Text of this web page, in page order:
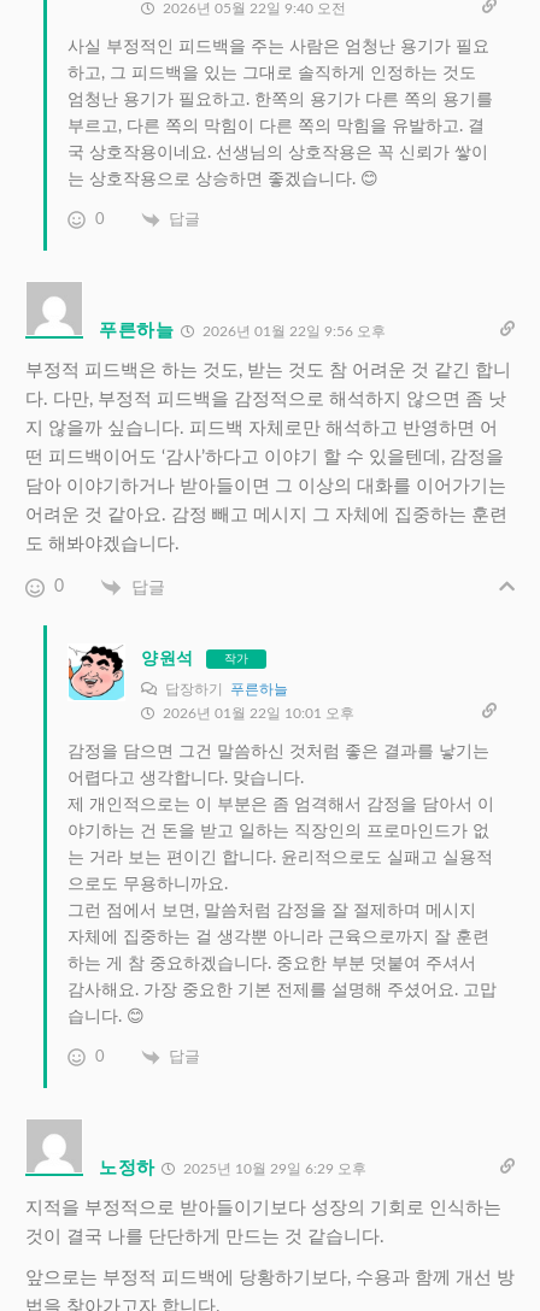
2026년 05월 22일 9:40 오전
사실 부정적인 피드백을 주는 사람은 엄청난 용기가 필요
하고, 그 피드백을 있는 그대로 솔직하게 인정하는 것도
엄청난 용기가 필요하고. 한쪽의 용기가 다른 쪽의 용기를
부르고, 다른 쪽의 막힘이 다른 쪽의 막힘을 유발하고. 결
국 상호작용이네요. 선생님의 상호작용은 꼭 신뢰가 쌓이
는 상호작용으로 상승하면 좋겠습니다. 😊
0 답글
푸른하늘 2026년 01월 22일 9:56 오후
부정적 피드백은 하는 것도, 받는 것도 참 어려운 것 같긴 합니
다. 다만, 부정적 피드백을 감정적으로 해석하지 않으면 좀 낫
지 않을까 싶습니다. 피드백 자체로만 해석하고 반영하면 어
떤 피드백이어도 ‘감사’하다고 이야기 할 수 있을텐데, 감정을
담아 이야기하거나 받아들이면 그 이상의 대화를 이어가기는
어려운 것 같아요. 감정 빼고 메시지 그 자체에 집중하는 훈련
도 해봐야겠습니다.
0 답글
양원석 작가
답장하기 푸른하늘
2026년 01월 22일 10:01 오후
감정을 담으면 그건 말씀하신 것처럼 좋은 결과를 낳기는
어렵다고 생각합니다. 맞습니다.
제 개인적으로는 이 부분은 좀 엄격해서 감정을 담아서 이
야기하는 건 돈을 받고 일하는 직장인의 프로마인드가 없
는 거라 보는 편이긴 합니다. 윤리적으로도 실패고 실용적
으로도 무용하니까요.
그런 점에서 보면, 말씀처럼 감정을 잘 절제하며 메시지
자체에 집중하는 걸 생각뿐 아니라 근육으로까지 잘 훈련
하는 게 참 중요하겠습니다. 중요한 부분 덧붙여 주셔서
감사해요. 가장 중요한 기본 전제를 설명해 주셨어요. 고맙
습니다. 😊
0 답글
노정하 2025년 10월 29일 6:29 오후
지적을 부정적으로 받아들이기보다 성장의 기회로 인식하는
것이 결국 나를 단단하게 만드는 것 같습니다.
앞으로는 부정적 피드백에 당황하기보다, 수용과 함께 개선 방
법을 찾아가고자 합니다.